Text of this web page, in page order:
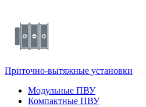
Приточно-вытяжные установки
Модульные ПВУ
Компактные ПВУ